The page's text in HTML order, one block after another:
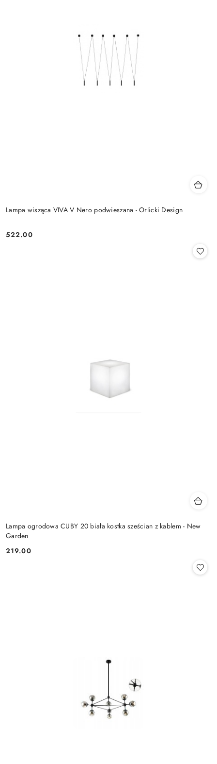
Lampa wisząca VIVA V Nero podwieszana - Orlicki Design
Cena:
522.00
Lampa ogrodowa CUBY 20 biała kostka sześcian z kablem - New
Garden
Cena:
219.00